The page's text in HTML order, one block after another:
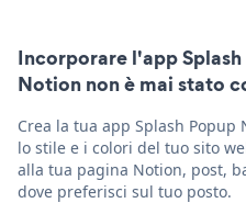
Incorporare l'app
Notion non è mai stato
Crea la tua app Splash
lo stile e i colori del tuo sito
alla tua pagina Notion, post,
dove preferisci sul tuo posto.